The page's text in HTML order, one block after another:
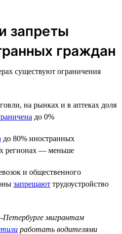
запреты
граждан
существуют ограничения
на рынках и в аптеках доля
до 0%
до 80% иностранных
регионах — меньше
и общественного
запрещают трудоустройство
мигрантам
работать водителями